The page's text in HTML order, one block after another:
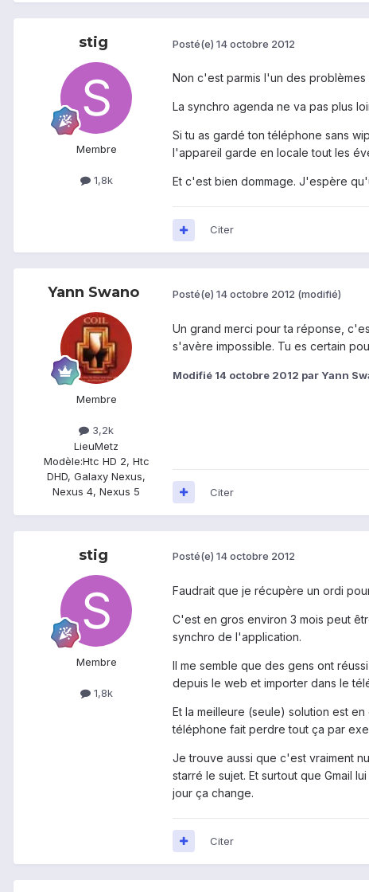
stig
Membre
1,8k
Posté(e) 14 octobre 2012
Non c'est parmis l'un des
La synchro agenda ne va pas plus
Si tu as gardé ton téléphone sans
l'appareil garde en locale tout les
Et c'est bien dommage. J'espère
Citer
Yann Swano
Membre
3,2k
LieuMetz
Modèle:Htc HD 2, Htc
DHD, Galaxy Nexus,
Nexus 4, Nexus 5
Posté(e) 14 octobre 2012 (modifié)
Un grand merci pour ta réponse,
s'avère impossible. Tu es certain
Modifié 14 octobre 2012 par Yann
Citer
stig
Membre
1,8k
Posté(e) 14 octobre 2012
Faudrait que je récupère un ordi
C'est en gros environ 3 mois peut
synchro de l'application.
Il me semble que des gens ont
depuis le web et importer dans le
Et la meilleure (seule) solution est
téléphone fait perdre tout ça par
Je trouve aussi que c'est vraiment
starré le sujet. Et surtout que Gmail
jour ça change.
Citer